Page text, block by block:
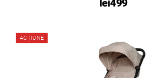
lei499
ACȚIUNE